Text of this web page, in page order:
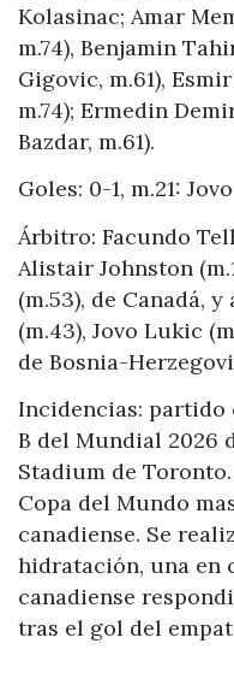
Kolasinac; Amar
m.74), Benjamin
Gigovic, m.61),
m.74); Ermedin
Bazdar, m.61).
Goles: 0-1, m.21:
Árbitro: Facundo
Alistair Johnston
(m.53), de Canadá,
(m.43), Jovo Lukic
de Bosnia-
Incidencias: partido
B del Mundial 2026
Stadium de
Copa del Mundo
canadiense. Se
hidratación, una en
canadiense
tras el gol del